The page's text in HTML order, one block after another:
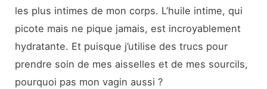
les plus intimes de mon corps. L’huile intime, qui
picote mais ne pique jamais, est incroyablement
hydratante. Et puisque j’utilise des trucs pour
prendre soin de mes aisselles et de mes sourcils,
pourquoi pas mon vagin aussi ?